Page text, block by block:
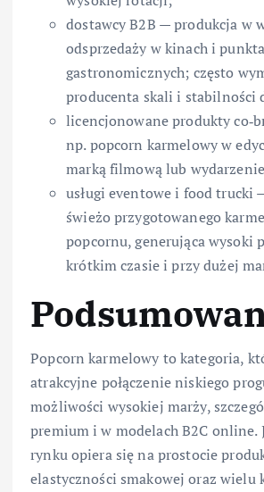
dostawcy B2B — produkcja w
odsprzedaży w kinach i
gastronomicznych; często
producenta skali i stabilności
licencjonowane produkty
np. popcorn karmelowy w
marką filmową lub
usługi eventowe i food trucki
świeżo przygotowanego
popcornu, generująca wysoki
krótkim czasie i przy dużej
Popcorn karmelowy to kategoria,
atrakcyjne połączenie niskiego
możliwości wysokiej marży,
premium i w modelach B2C online.
rynku opiera się na prostocie
elastyczności smakowej oraz wielu